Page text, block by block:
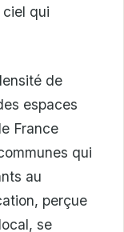
qui
de
espaces
France
qui
au
perçue
se